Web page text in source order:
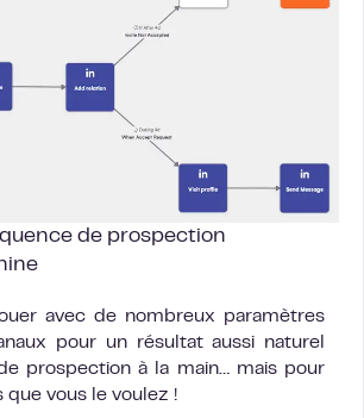
de prospection
avec de nombreux paramètres
pour un résultat aussi naturel
prospection à la main… mais pour
que vous le voulez !